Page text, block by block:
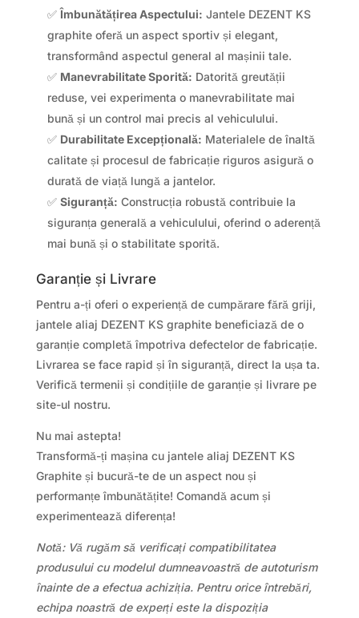
✅Îmbunătățirea Aspectului: Jantele DEZENT KS
graphite oferă un aspect sportiv și elegant,
transformând aspectul general al mașinii tale.
✅ Manevrabilitate Sporită: Datorită greutății
reduse, vei experimenta o manevrabilitate mai
bună și un control mai precis al vehiculului.
✅ Durabilitate Excepțională: Materialele de înaltă
calitate și procesul de fabricație riguros asigură o
durată de viață lungă a jantelor.
✅ Siguranță: Construcția robustă contribuie la
siguranța generală a vehiculului, oferind o aderență
mai bună și o stabilitate sporită.
Garanție și Livrare
Pentru a-ți oferi o experiență de cumpărare fără griji,
jantele aliaj DEZENT KS graphite beneficiază de o
garanție completă împotriva defectelor de fabricație.
Livrarea se face rapid și în siguranță, direct la ușa ta.
Verifică termenii și condițiile de garanție și livrare pe
site-ul nostru.
Nu mai astepta!
Transformă-ți mașina cu jantele aliaj DEZENT KS
Graphite și bucură-te de un aspect nou și
performanțe îmbunătățite! Comandă acum și
experimentează diferența!
Notă: Vă rugăm să verificați compatibilitatea
produsului cu modelul dumneavoastră de autoturism
înainte de a efectua achiziția. Pentru orice întrebări,
echipa noastră de experți este la dispoziția